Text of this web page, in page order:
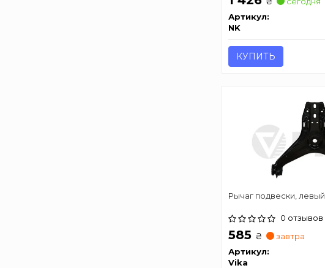
Артикул:
NK
КУПИТЬ
Рычаг подвески, левый
0 отзывов
585 ₴
завтра
Артикул:
Vika